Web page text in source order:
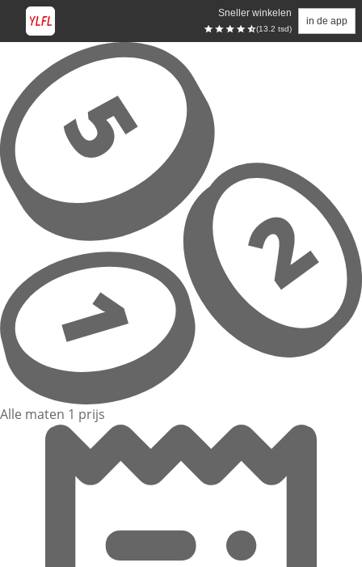
Sneller winkelen
(13.2 tsd)
in de app
Overslaan naar hoofdinhoud
Alle maten 1 prijs